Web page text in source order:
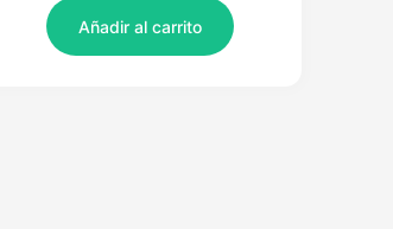
Añadir al carrito